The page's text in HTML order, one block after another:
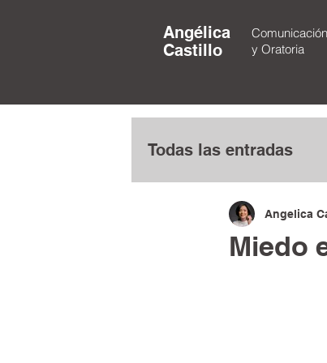
Comunicación
y Oratoria
Angélica
Castillo
Todas las entradas
Miedo
Angelica